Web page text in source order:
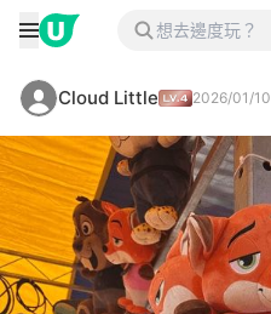
Cloud Little 2026/01/10